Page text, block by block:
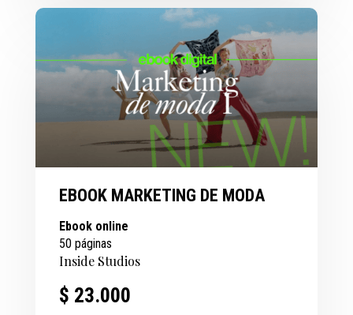
EBOOK MARKETING DE MODA
Ebook online
50 páginas
Inside Studios
$ 23.000